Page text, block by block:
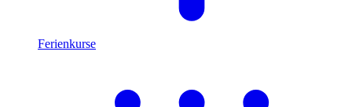
Ferienkurse